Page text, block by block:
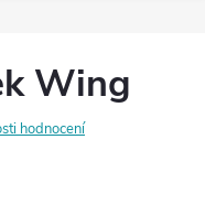
Wing
hodnocení